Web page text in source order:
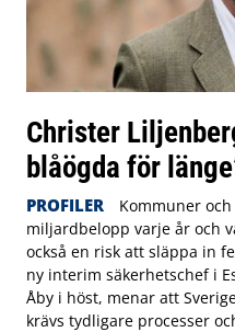
Christer
blåögda för
PROFILER
Kommuner
miljardbelopp varje år och
också en risk att släppa in
ny interim säkerhetschef i
Åby i höst, menar att
krävs tydligare processer